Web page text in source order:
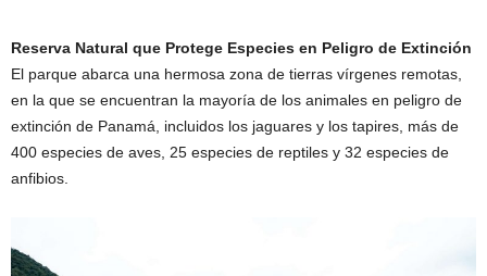
Reserva Natural que Protege Especies en Peligro de Extinción
El parque abarca una hermosa zona de tierras vírgenes remotas,
en la que se encuentran la mayoría de los animales en peligro de
extinción de Panamá, incluidos los jaguares y los tapires, más de
400 especies de aves, 25 especies de reptiles y 32 especies de
anfibios.